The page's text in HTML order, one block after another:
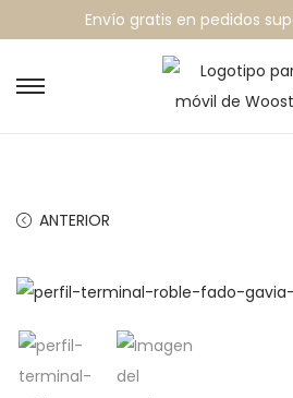
Envío gratis en pedidos
ANTERIOR